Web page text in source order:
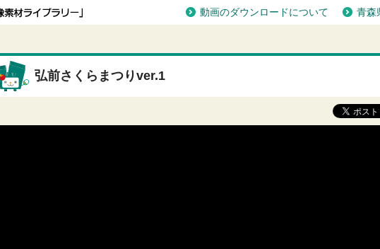
動画のダウンロードについて 青森
弘前さくらまつりver.1